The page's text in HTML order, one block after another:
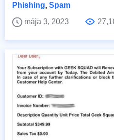
Phishing, Spam
mája 3, 2023